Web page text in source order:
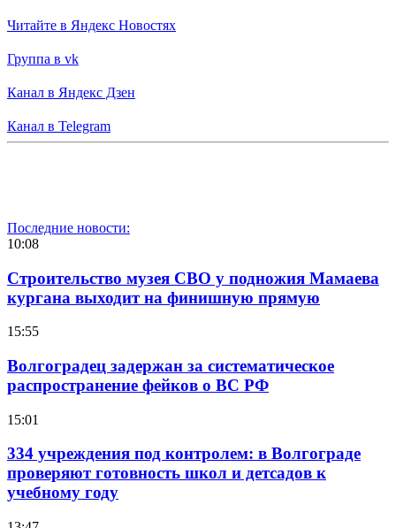
Читайте в Яндекс Новостях
Группа в vk
Канал в Яндекс Дзен
Канал в Telegram
Последние новости:
10:08
Строительство музея СВО у подножия Мамаева
кургана выходит на финишную прямую
15:55
Волгоградец задержан за систематическое
распространение фейков о ВС РФ
15:01
334 учреждения под контролем: в Волгограде
проверяют готовность школ и детсадов к
учебному году